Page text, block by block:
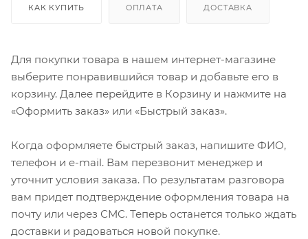
КАК КУПИТЬ ОПЛАТА ДОСТАВКА
Для покупки товара в нашем интернет-магазине
выберите понравившийся товар и добавьте его в
корзину. Далее перейдите в Корзину и нажмите на
«Оформить заказ» или «Быстрый заказ».
Когда оформляете быстрый заказ, напишите ФИО,
телефон и e-mail. Вам перезвонит менеджер и
уточнит условия заказа. По результатам разговора
вам придет подтверждение оформления товара на
почту или через СМС. Теперь останется только ждать
доставки и радоваться новой покупке.